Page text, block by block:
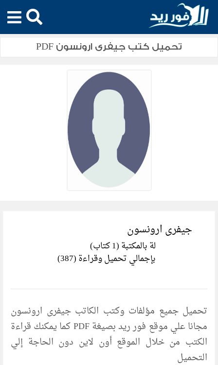
تحميل كتب جيفرى ارونسون PDF
جيفرى ارونسون
لة بالمكتبة (1 كتاب)
بإجمالي تحميل وقراءة (387)
تحميل جميع مؤلفات وكتب الكاتب جيفرى ارونسون
مجانا علي موقع فور ريد بصيغة PDF كما يمكنك قراءة
الكتب من خلال الموقع أون لاين دون الحاجة إلي
التحميل